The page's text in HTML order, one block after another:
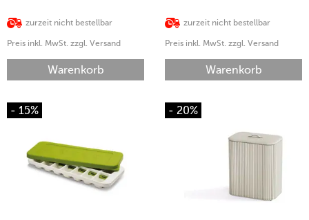
zurzeit nicht bestellbar
Preis inkl. MwSt. zzgl. Versand
Warenkorb
zurzeit nicht bestellbar
Preis inkl. MwSt. zzgl. Versand
Warenkorb
- 15% - 20%